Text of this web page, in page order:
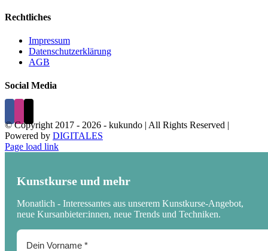
Rechtliches
Impressum
Datenschutzerklärung
AGB
Social Media
© Copyright 2017 - 2026 - kukundo | All Rights Reserved |
Powered by DIGITALES
Page load link
Kunstkurse und mehr
Monatlich - Interessantes aus unserem Kunstkurse-Angebot,
neue Kursanbieter:innen, neue Trends und Techniken.